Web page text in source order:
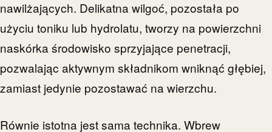
nawilżających. Delikatna wilgoć, pozostała po
użyciu toniku lub hydrolatu, tworzy na powierzchni
naskórka środowisko sprzyjające penetracji,
pozwalając aktywnym składnikom wniknąć głębiej,
zamiast jedynie pozostawać na wierzchu.
Równie istotna jest sama technika. Wbrew